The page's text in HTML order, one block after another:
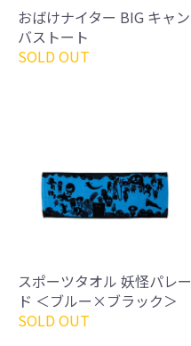
おばけナイター BIG キャン
バストート
SOLD OUT
スポーツタオル 妖怪パレー
ド ＜ブルー×ブラック＞
SOLD OUT